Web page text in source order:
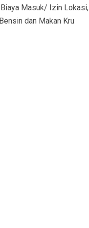
Masuk/ Izin Lokasi,
dan Makan Kru